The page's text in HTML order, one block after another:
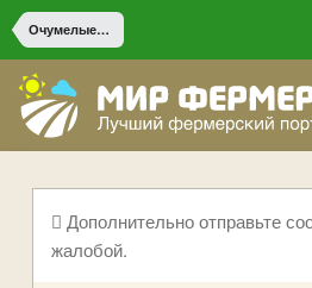
Очумелые ручки
Дополнительно отправьте
жалобой.